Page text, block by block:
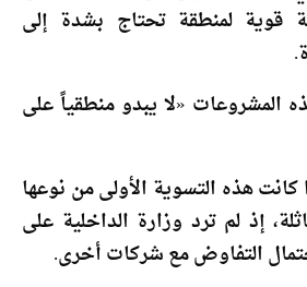
قوية لمنطقة تحتاج بشدة إلى
«لا يبدو منطقياً على
هذه التسوية الأولى من نوعها
إذ لم ترد وزارة الداخلية على
التفاوض مع شركات أخرى.